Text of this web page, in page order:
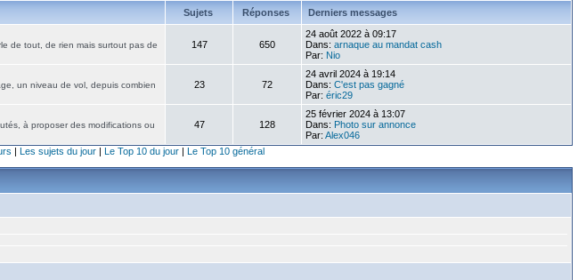
Sujets Réponses Derniers messages
de tout, de rien mais surtout pas de
147 650
24 août 2022 à 09:17
Dans: arnaque au mandat cash
Par: Nio
un niveau de vol, depuis combien
23 72
24 avril 2024 à 19:14
Dans: C'est pas gagné
Par: éric29
à proposer des modifications ou
47 128
25 février 2024 à 13:07
Dans: Photo sur annonce
Par: Alex046
| Les sujets du jour| Le Top 10 du jour| Le Top 10 général